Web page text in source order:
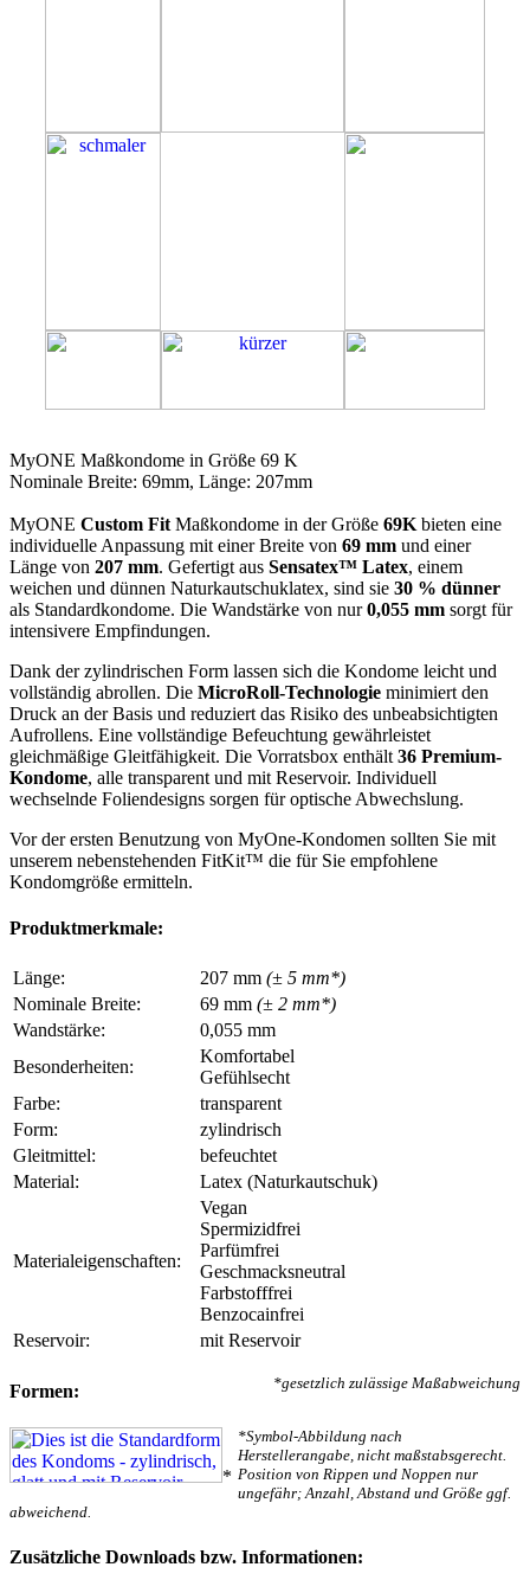
MyONE Maßkondome in Größe 69 K
Nominale Breite: 69mm, Länge: 207mm
MyONE Custom Fit Maßkondome in der Größe 69K bieten eine
individuelle Anpassung mit einer Breite von 69 mm und einer
Länge von 207 mm. Gefertigt aus Sensatex™ Latex, einem
weichen und dünnen Naturkautschuklatex, sind sie 30 % dünner
als Standardkondome. Die Wandstärke von nur0,055 mm sorgt für
intensivere Empfindungen.
Dank der zylindrischen Form lassen sich die Kondome leicht und
vollständig abrollen. Die MicroRoll-Technologie minimiert den
Druck an der Basis und reduziert das Risiko des unbeabsichtigten
Aufrollens. Eine vollständige Befeuchtung gewährleistet
gleichmäßige Gleitfähigkeit. Die Vorratsbox enthält 36 Premium-
Kondome, alle transparent und mit Reservoir. Individuell
wechselnde Foliendesigns sorgen für optische Abwechslung.
Vor der ersten Benutzung von MyOne-Kondomen sollten Sie mit
unserem nebenstehenden FitKit™ die für Sie empfohlene
Kondomgröße ermitteln.
Produktmerkmale:
Länge: 207 mm (± 5 mm*)
Nominale Breite:
69 mm (± 2 mm*)
Wandstärke:
0,055 mm
Besonderheiten:
Komfortabel
Gefühlsecht
Farbe:
transparent
Form:
zylindrisch
Gleitmittel:
befeuchtet
Material:
Latex (Naturkautschuk)
Materialeigenschaften:
Vegan
Spermizidfrei
Parfümfrei
Geschmacksneutral
Farbstofffrei
Benzocainfrei
Reservoir:
mit Reservoir
*gesetzlich zulässige Maßabweichung
Formen:
*
*Symbol-Abbildung nach
Herstellerangabe, nicht maßstabsgerecht.
Position von Rippen und Noppen nur
ungefähr; Anzahl, Abstand und Größe ggf.
abweichend.
Zusätzliche Downloads bzw. Informationen: